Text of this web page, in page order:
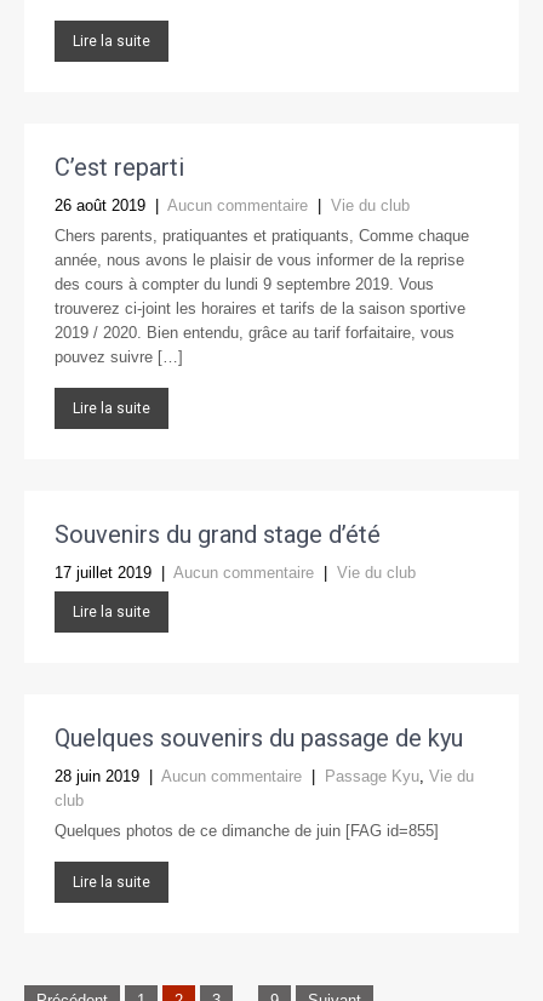
Lire la suite
C’est reparti
26 août 2019 Aucun commentaire
Vie du club
Chers parents, pratiquantes et pratiquants, Comme chaque
année, nous avons le plaisir de vous informer de la reprise
des cours à compter du lundi 9 septembre 2019. Vous
trouverez ci-joint les horaires et tarifs de la saison sportive
2019 / 2020. Bien entendu, grâce au tarif forfaitaire, vous
pouvez suivre […]
Lire la suite
Souvenirs du grand stage d’été
17 juillet 2019 Aucun commentaire Vie du club
Lire la suite
Quelques souvenirs du passage de kyu
28 juin 2019 Aucun commentaire Passage Kyu, Vie du
club
Quelques photos de ce dimanche de juin [FAG id=855]
Lire la suite
Pagination